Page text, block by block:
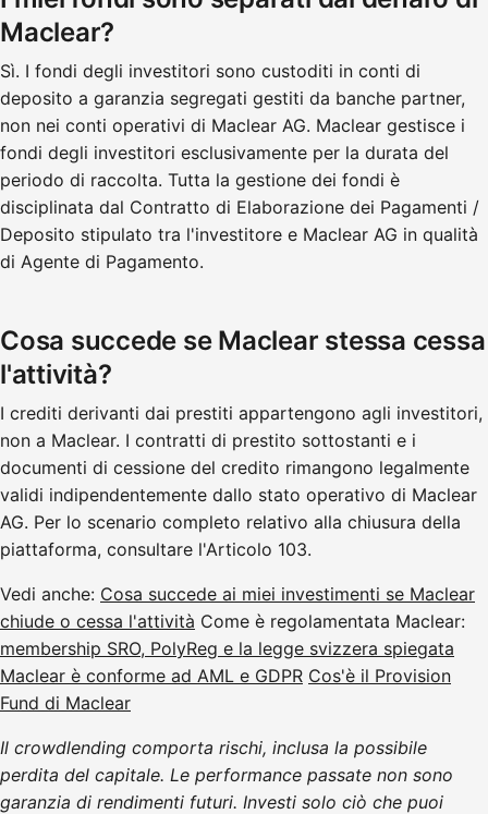
Maclear?
Sì. I fondi degli investitori sono custoditi in conti di
deposito a garanzia segregati gestiti da banche partner,
non nei conti operativi di Maclear AG. Maclear gestisce i
fondi degli investitori esclusivamente per la durata del
periodo di raccolta. Tutta la gestione dei fondi è
disciplinata dal Contratto di Elaborazione dei Pagamenti /
Deposito stipulato tra l'investitore e Maclear AG in qualità
di Agente di Pagamento.
Cosa succede se Maclear stessa cessa
l'attività?
I crediti derivanti dai prestiti appartengono agli investitori,
non a Maclear. I contratti di prestito sottostanti e i
documenti di cessione del credito rimangono legalmente
validi indipendentemente dallo stato operativo di Maclear
AG. Per lo scenario completo relativo alla chiusura della
piattaforma, consultare l'Articolo 103.
Vedi anche: Cosa succede ai miei investimenti se Maclear
chiude o cessa l'attività Come è regolamentata Maclear:
membership SRO, PolyReg e la legge svizzera spiegata
Maclear è conforme ad AML e GDPR Cos'è il Provision
Fund di Maclear
Il crowdlending comporta rischi, inclusa la possibile
perdita del capitale. Le performance passate non sono
garanzia di rendimenti futuri. Investi solo ciò che puoi